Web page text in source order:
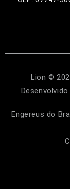
Lion ©
Engereus do